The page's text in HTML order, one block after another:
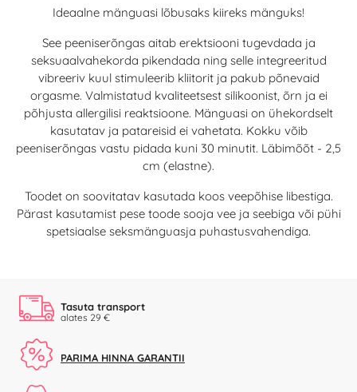
Ideaalne mänguasi lõbusaks kiireks mänguks!
See peeniserõngas aitab erektsiooni tugevdada ja
seksuaalvahekorda pikendada ning selle integreeritud
vibreeriv kuul stimuleerib kliitorit ja pakub põnevaid
orgasme. Valmistatud kvaliteetsest silikoonist, õrn ja ei
põhjusta allergilisi reaktsioone. Mänguasi on ühekordselt
kasutatav ja patareisid ei vahetata. Kokku võib
peeniserõngas vastu pidada kuni 30 minutit. Läbimõõt - 2,5
cm (elastne).
Toodet on soovitatav kasutada koos veepõhise libestiga.
Pärast kasutamist pese toode sooja vee ja seebiga või pühi
spetsiaalse seksmänguasja puhastusvahendiga.
Tasuta transport
alates 29 €
PARIMA HINNA GARANTII